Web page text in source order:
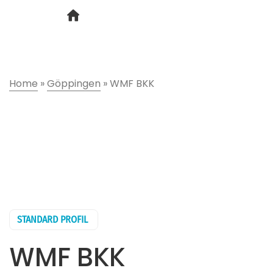
Home »Göppingen »WMF BKK
STANDARD PROFIL
WMF BKK